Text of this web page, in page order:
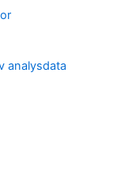
analysdata